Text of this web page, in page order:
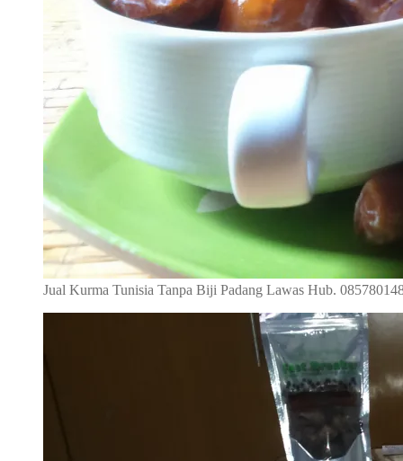
Jual Kurma Tunisia Tanpa Biji Padang Lawas Hub.